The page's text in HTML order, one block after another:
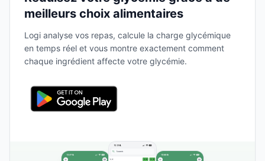
meilleurs choix alimentaires
Logi analyse vos repas, calcule la charge glycémique
en temps réel et vous montre exactement comment
chaque ingrédient affecte votre glycémie.